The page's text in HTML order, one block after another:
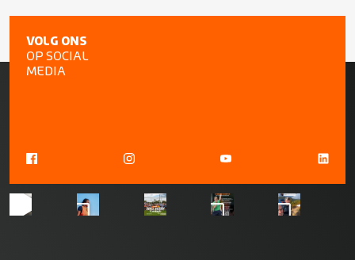
VOLG ONS
OP SOCIAL
MEDIA